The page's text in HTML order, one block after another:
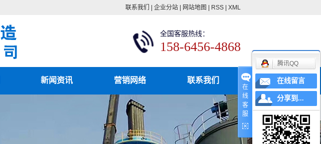
联系我们 企业分站 网站地图 RSS XML
全国客服热线：
158-6456-4868
新闻资讯 营销网络 联系我们
在
线
客
服
腾讯QQ
在线留言
分享到...